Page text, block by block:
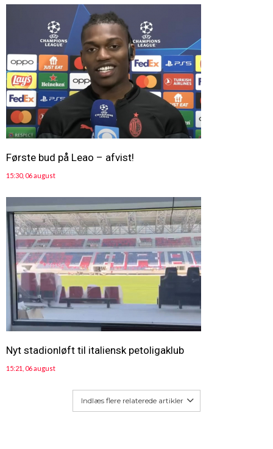
Første bud på Leao – afvist!
15:30, 06 august
Nyt stadionløft til italiensk petoligaklub
15:21, 06 august
Indlæs flere relaterede artikler